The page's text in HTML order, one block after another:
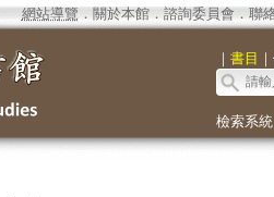
網站導覽 ． 關於本館． 諮詢委員會． 聯
｜ 書目 ｜
檢索系統